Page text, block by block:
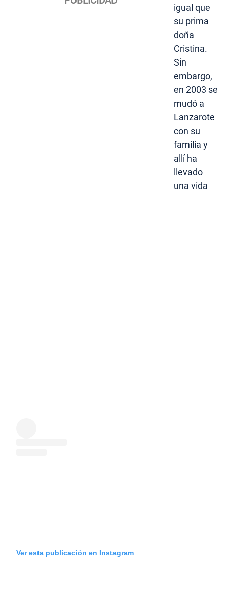
Ver esta publicación en Instagram
igual que
su prima
doña
Cristina.
Sin
embargo,
en 2003 se
mudó a
Lanzarote
con su
familia y
allí ha
llevado
una vida